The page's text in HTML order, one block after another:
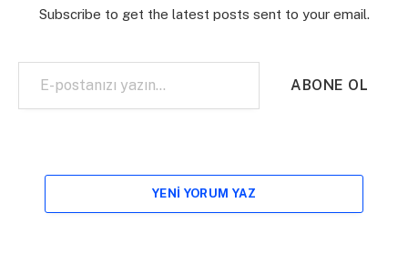
Subscribe to get the latest posts sent to your email.
E-postanızı yazın…
ABONE OL
YENI YORUM YAZ